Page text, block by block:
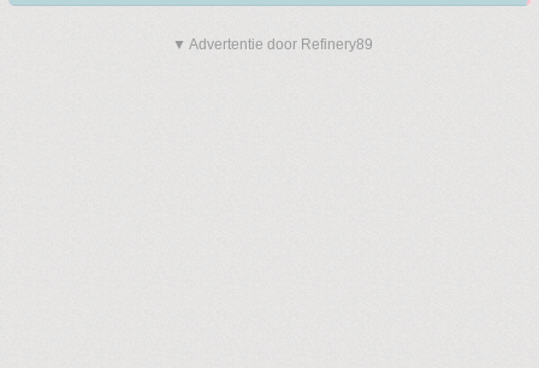
▼ Advertentie door Refinery89